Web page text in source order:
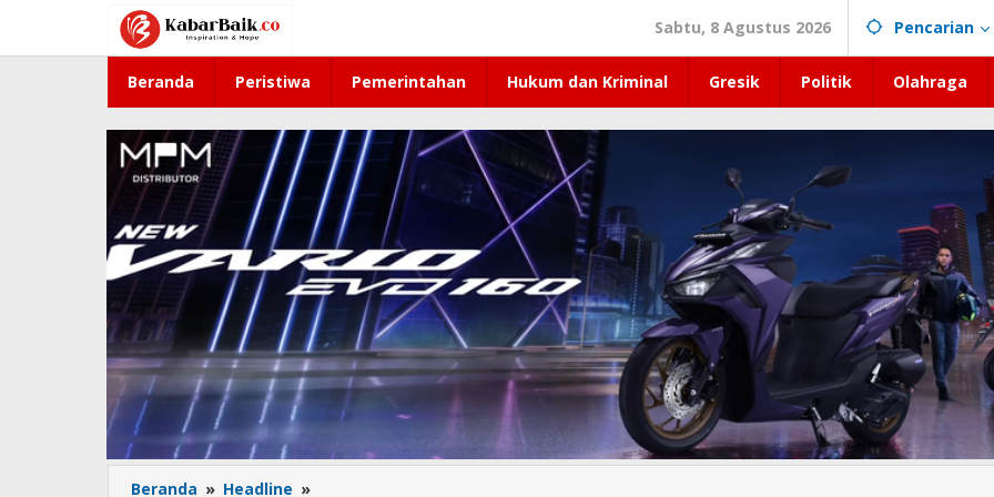
konten
Sabtu, 8 Agustus 2026 Pencarian
Beranda Peristiwa Pemerintahan Hukum dan Kriminal Gresik Politik Olahraga
Beranda » Headline »